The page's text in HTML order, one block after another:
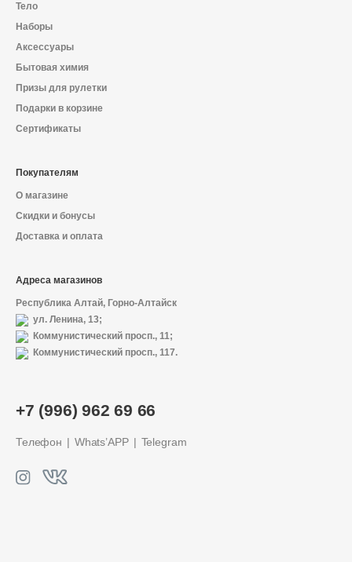
+7 (996) 962 69 66
Телефон Whats’APP Telegram
Тело
Наборы
Аксессуары
Бытовая химия
Призы для рулетки
Подарки в корзине
Сертификаты
Покупателям
О магазине
Скидки и бонусы
Доставка и оплата
Адреса магазинов
Республика Алтай, Горно-Алтайск
ул. Ленина, 13;
Коммунистический просп., 11;
Коммунистический просп., 117.